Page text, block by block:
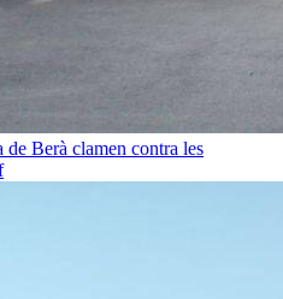
de Berà clamen contra les